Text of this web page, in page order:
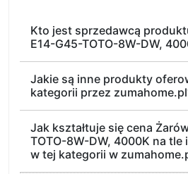
Kto jest sprzedawcą
E14-G45-TOTO-8W-DW,
Jakie są inne produkty
kategorii przez
Jak kształtuje się cena
TOTO-8W-DW, 4000K na
w tej kategorii w